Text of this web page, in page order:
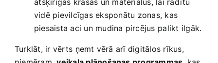
⁢atšķirīgas krāsas un materiālus, ​lai radītu
vidē pievilcīgas eksponātu ⁣zonas, kas
piesaista ‌aci un mudina pircējus⁢ palikt ilgāk.
Turklāt,‌ ir​ vērts⁣ ņemt vērā arī digitālos rīkus,